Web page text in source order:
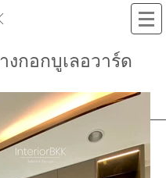
งกอกบูเลอวาร์ด